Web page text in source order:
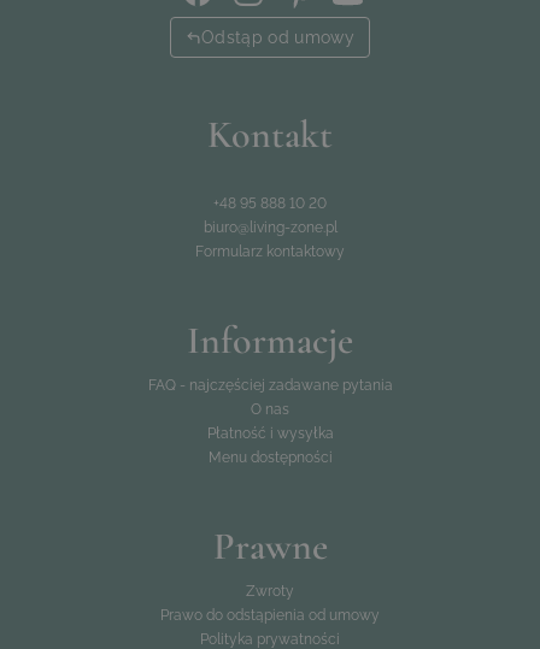
Odstąp od umowy
Kontakt
+48 95 888 10 20
biuro@living-zone.pl
Formularz kontaktowy
Informacje
FAQ - najczęściej zadawane pytania
O nas
Płatność i wysyłka
Menu dostępności
Prawne
Zwroty
Prawo do odstąpienia od umowy
Polityka prywatności